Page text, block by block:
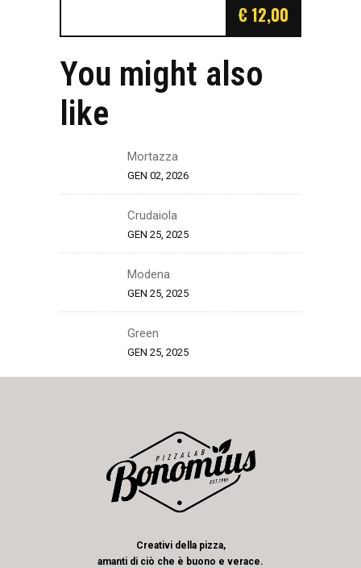
€ 12,00
You might also
like
Mortazza
GEN 02, 2026
Crudaiola
GEN 25, 2025
Modena
GEN 25, 2025
Green
GEN 25, 2025
Creativi della pizza,
amanti di ciò che è buono e verace.